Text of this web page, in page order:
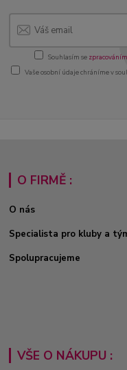
Souhlasím se
Vaše osobní údaje chráníme v
O FIRMĚ :
O nás
Specialista pro kluby a
Spolupracujeme
VŠE O NÁKUPU :